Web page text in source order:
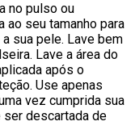
no pulso ou
ao seu tamanho para
sua pele. Lave bem
Lave a área do
após o
Use apenas
vez cumprida sua
ser descartada de